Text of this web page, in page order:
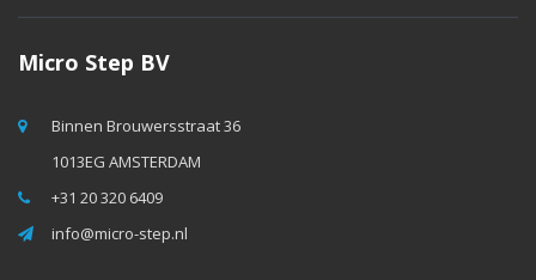
Micro Step BV
Binnen Brouwersstraat 36
1013EG AMSTERDAM
+31 20 320 6409
info@micro-step.nl